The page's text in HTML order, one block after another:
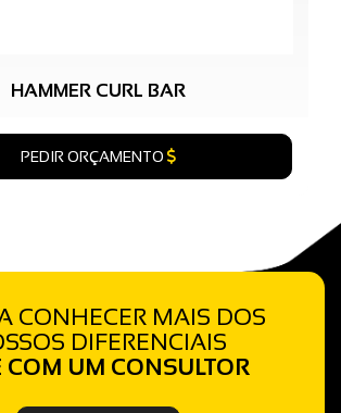
HAMMER CURL BAR
PEDIR ORÇAMENTO
CONHECER MAIS DOS
DIFERENCIAIS
COM UM CONSULTOR